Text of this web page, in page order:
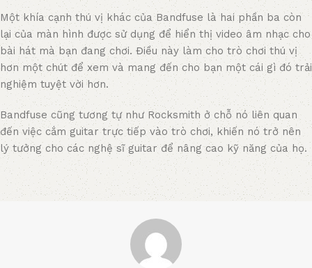
Một khía cạnh thú vị khác của Bandfuse là hai phần ba còn
lại của màn hình được sử dụng để hiển thị video âm nhạc cho
bài hát mà bạn đang chơi. Điều này làm cho trò chơi thú vị
hơn một chút để xem và mang đến cho bạn một cái gì đó trải
nghiệm tuyệt vời hơn.
Bandfuse cũng tương tự như Rocksmith ở chỗ nó liên quan
đến việc cắm guitar trực tiếp vào trò chơi, khiến nó trở nên
lý tưởng cho các nghệ sĩ guitar để nâng cao kỹ năng của họ.